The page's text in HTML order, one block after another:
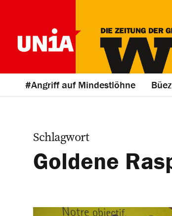
#Angriff auf Mindestlöhne Büez
Schlagwort
Goldene